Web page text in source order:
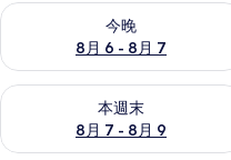
今晚
8月 6 - 8月 7
查看今晚 (8月 6 - 8月 7) 的供
本週末
8月 7 - 8月 9
查看本週末 (8月 7 - 8月 9) 的